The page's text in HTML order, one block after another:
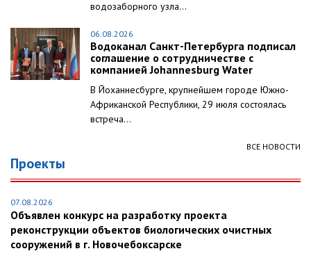
водозаборного узла...
06.08.2026
Водоканал Санкт-Петербурга подписал
соглашение о сотрудничестве с
компанией Johannesburg Water
В Йоханнесбурге, крупнейшем городе Южно-
Африканской Республики, 29 июля состоялась
встреча...
ВСЕ НОВОСТИ
Проекты
07.08.2026
Объявлен конкурс на разработку проекта
реконструкции объектов биологических очистных
сооружений в г. Новочебоксарске